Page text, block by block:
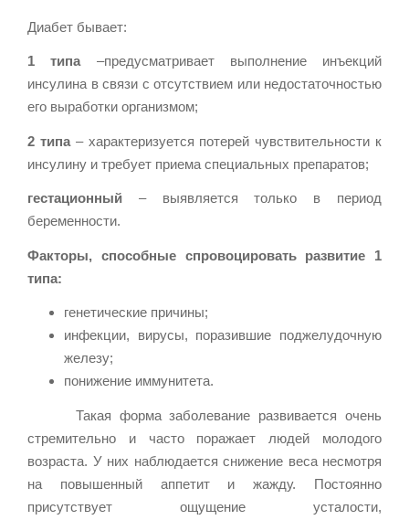
Диабет бывает:
1 типа –предусматривает выполнение инъекций
инсулина в связи с отсутствием или недостаточностью
его выработки организмом;
2 типа– характеризуется потерей чувствительности к
инсулину и требует приема специальных препаратов;
гестационный – выявляется только в период
беременности.
Факторы, способные спровоцировать развитие 1
типа:
генетические причины;
инфекции, вирусы, поразившие поджелудочную
железу;
понижение иммунитета.
Такая форма заболевание развивается очень
стремительно и часто поражает людей молодого
возраста. У них наблюдается снижение веса несмотря
на повышенный аппетит и жажду. Постоянно
присутствует ощущение усталости,